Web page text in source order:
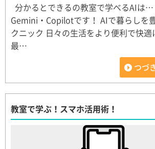
分かるとできるの教室で学べるAIは…
Gemini・Copilotです！ AIで暮らしを
クニック 日々の生活をより便利で快適
最…
つづ
教室で学ぶ！スマホ活用術！